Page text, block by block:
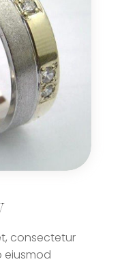
consectetur
eiusmod